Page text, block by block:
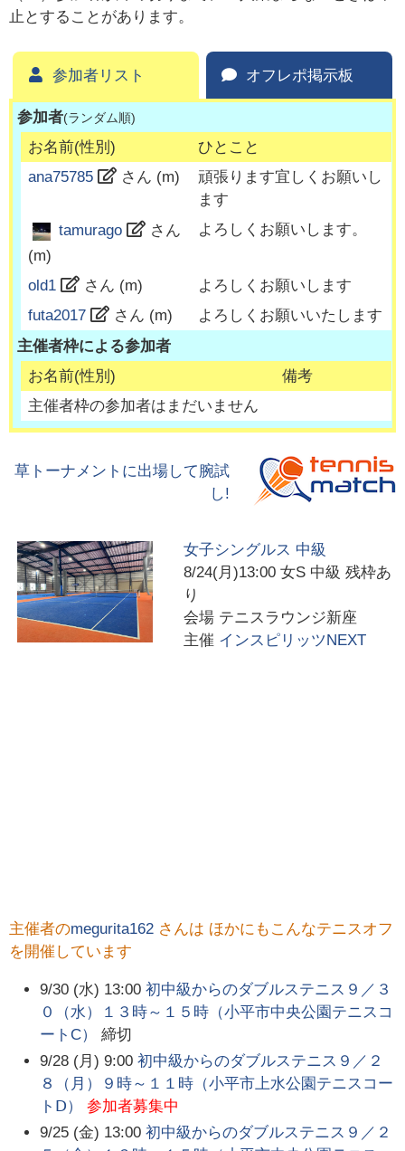
止とすることがあります。
参加者リスト オフレポ掲示板
参加者(ランダム順)
お名前(性別)
ひとこと
ana75785
さん (m)
頑張ります宜しくお願いし
ます
tamurago
さん
(m)
よろしくお願いします。
old1 さん (m)
よろしくお願いします
futa2017
さん (m)
よろしくお願いいたします
主催者枠による参加者
お名前(性別)
備考
主催者枠の参加者はまだいません
草トーナメントに出場して腕試
し!
女子シングルス 中級
8/24(月)13:00 女S 中級 残枠あ
り
会場 テニスラウンジ新座
主催 インスピリッツNEXT
主催者のmegurita162 さんは ほかにもこんなテニスオフ
を開催しています
9/30 (水) 13:00 初中級からのダブルステニス９／３
０（水）１３時～１５時（小平市中央公園テニスコ
ートC）
締切
9/28 (月) 9:00 初中級からのダブルステニス９／２
８（月）９時～１１時（小平市上水公園テニスコー
トⅮ）
参加者募集中
9/25 (金) 13:00 初中級からのダブルステニス９／２